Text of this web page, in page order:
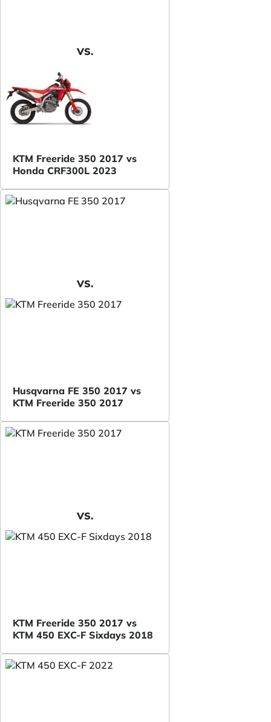
VS.
KTM Freeride 350 2017 vs
Honda CRF300L 2023
VS.
Husqvarna FE 350 2017 vs
KTM Freeride 350 2017
VS.
KTM Freeride 350 2017 vs
KTM 450 EXC-F Sixdays 2018